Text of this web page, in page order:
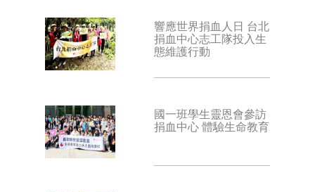
響應世界捐血人日 台北
捐血中心志工隊投入生
態維護行動
國一班學生靈恩會參訪
捐血中心 體驗生命教育